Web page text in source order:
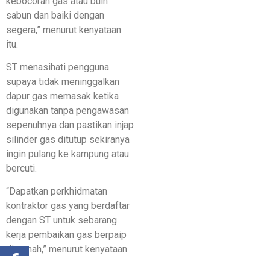
sabun dan baiki dengan
segera,” menurut kenyataan
itu.
ST menasihati pengguna
supaya tidak meninggalkan
dapur gas memasak ketika
digunakan tanpa pengawasan
sepenuhnya dan pastikan injap
silinder gas ditutup sekiranya
ingin pulang ke kampung atau
bercuti.
“Dapatkan perkhidmatan
kontraktor gas yang berdaftar
dengan ST untuk sebarang
kerja pembaikan gas berpaip
di rumah,” menurut kenyataan